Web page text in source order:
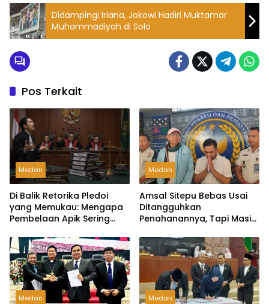
Didampingi Iriana, Jokowi Hadiri Muktamar
Muhammadiyah di Solo
Pos Terkait
Medan
Di Balik Retorika Pledoi
yang Memukau: Mengapa
Pembelaan Apik Sering
Medan
Amsal Sitepu Bebas Usai
Ditangguhkan
Penahanannya, Tapi Masih
Medan Medan